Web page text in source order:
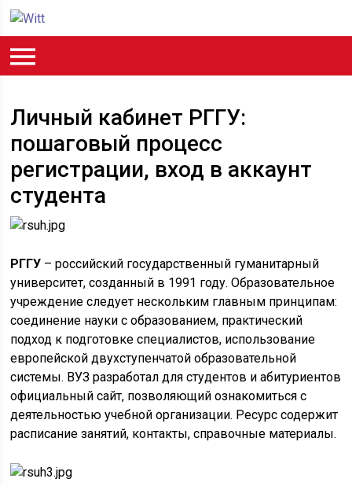
Личный кабинет РГГУ:
пошаговый процесс
регистрации, вход в аккаунт
студента
РГГУ – российский государственный гуманитарный
университет, созданный в 1991 году. Образовательное
учреждение следует нескольким главным принципам:
соединение науки с образованием, практический
подход к подготовке специалистов, использование
европейской двухступенчатой образовательной
системы. ВУЗ разработал для студентов и абитуриентов
официальный сайт, позволяющий ознакомиться с
деятельностью учебной организации. Ресурс содержит
расписание занятий, контакты, справочные материалы.